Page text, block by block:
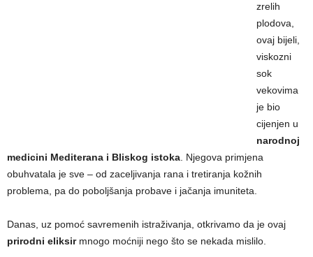
zrelih
plodova,
ovaj bijeli,
viskozni
sok
vekovima
je bio
cijenjen u
narodnoj
medicini Mediterana i Bliskog istoka . Njegova primjena
obuhvatala je sve – od zaceljivanja rana i tretiranja kožnih
problema, pa do poboljšanja probave i jačanja imuniteta.
Danas, uz pomoć savremenih istraživanja, otkrivamo da je ovaj
prirodni eliksirmnogo moćniji nego što se nekada mislilo.